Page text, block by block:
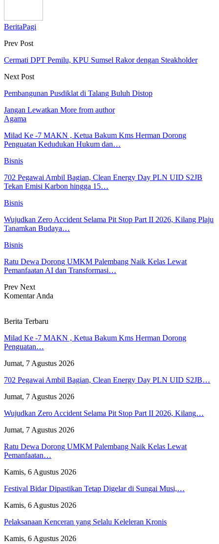
BeritaPagi
Prev Post
Cermati DPT Pemilu, KPU Sumsel Rakor dengan Steakholder
Next Post
Pembangunan Pusdiklat di Talang Buluh Distop
Jangan Lewatkan More from author
Agama
Milad Ke -7 MAKN , Ketua Bakum Kms Herman Dorong
Penguatan Kedudukan Hukum dan…
Bisnis
702 Pegawai Ambil Bagian, Clean Energy Day PLN UID S2JB
Tekan Emisi Karbon hingga 15…
Bisnis
Wujudkan Zero Accident Selama Pit Stop Part II 2026, Kilang Plaju
Tanamkan Budaya…
Bisnis
Ratu Dewa Dorong UMKM Palembang Naik Kelas Lewat
Pemanfaatan AI dan Transformasi…
Prev Next
Komentar Anda
Berita Terbaru
Milad Ke -7 MAKN , Ketua Bakum Kms Herman Dorong
Penguatan…
Jumat, 7 Agustus 2026
702 Pegawai Ambil Bagian, Clean Energy Day PLN UID S2JB…
Jumat, 7 Agustus 2026
Wujudkan Zero Accident Selama Pit Stop Part II 2026, Kilang…
Jumat, 7 Agustus 2026
Ratu Dewa Dorong UMKM Palembang Naik Kelas Lewat
Pemanfaatan…
Kamis, 6 Agustus 2026
Festival Bidar Dipastikan Tetap Digelar di Sungai Musi,…
Kamis, 6 Agustus 2026
Pelaksanaan Kenceran yang Selalu Keleleran Kronis
Kamis, 6 Agustus 2026